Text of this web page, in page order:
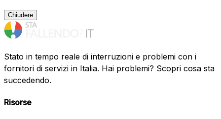
Chiudere
Stato in tempo reale di interruzioni e problemi con i
fornitori di servizi in Italia. Hai problemi? Scopri cosa sta
succedendo.
Risorse